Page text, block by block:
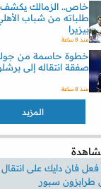
خاص.. الزمالك
طلباته من شباب
بيزيرا
منذ 8 ساعة
خطوة حاسمة من
صفقة انتقاله إلى
منذ 8 ساعة
المزيد
فعل فان دايك على
طرابزون سبور